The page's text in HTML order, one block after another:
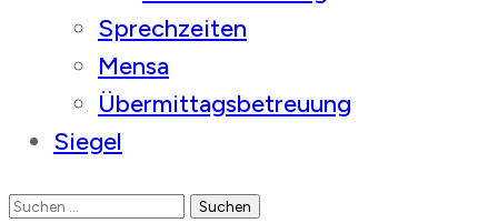
Sprechzeiten
Mensa
Übermittagsbetreuung
Siegel
Suchen